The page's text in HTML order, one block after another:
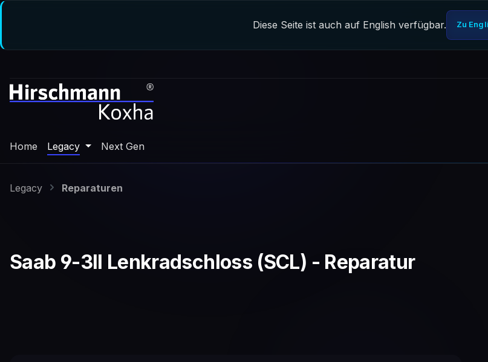
Diese Seite ist auch auf English verfügbar.
Zu
Home Legacy Next Gen
Legacy Reparaturen
Saab 9-3II Lenkradschloss (SCL) - Reparatur